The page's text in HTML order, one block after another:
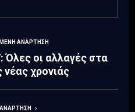
ΑΝΆΡΤΗΣΗ
Όλες οι αλλαγές στα
νέας χρονιάς